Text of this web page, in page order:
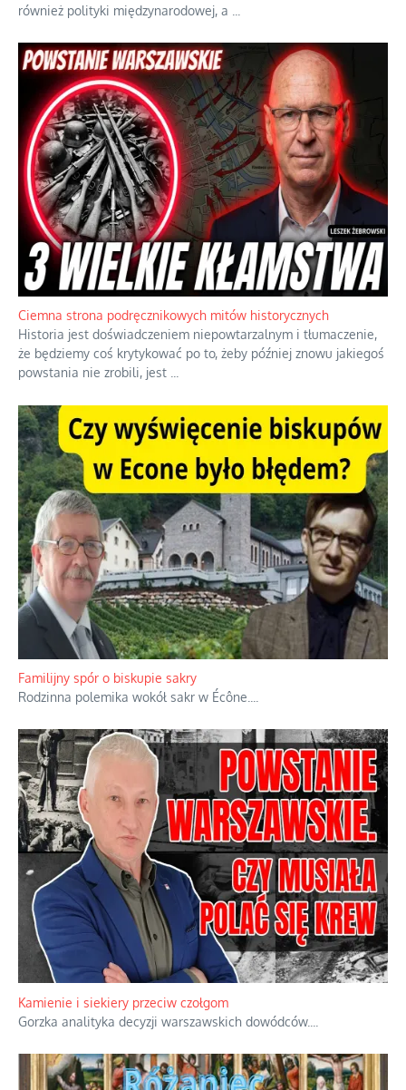
również polityki międzynarodowej, a
Ciemna strona podręcznikowych mitów historycznych
Historia jest doświadczeniem niepowtarzalnym i tłumaczenie,
że będziemy coś krytykować po to, żeby później znowu jakiegoś
powstania nie zrobili, jest
Familijny spór o biskupie sakry
Rodzinna polemika wokół sakr w Écône.
Kamienie i siekiery przeciw czołgom
Gorzka analityka decyzji warszawskich dowódców.